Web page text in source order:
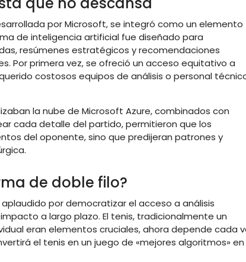
por Microsoft, se integró como un elemento
de inteligencia artificial fue diseñado para
resúmenes estratégicos y recomendaciones
Por primera vez, se ofreció un acceso equitativo a
costosos equipos de análisis o personal
la nube de Microsoft Azure, combinados con
cada detalle del partido, permitieron que los
del oponente, sino que predijeran patrones y
de doble filo?
por democratizar el acceso a análisis
a largo plazo. El tenis, tradicionalmente un
eran elementos cruciales, ahora depende cada
el tenis en un juego de «mejores algoritmos» en